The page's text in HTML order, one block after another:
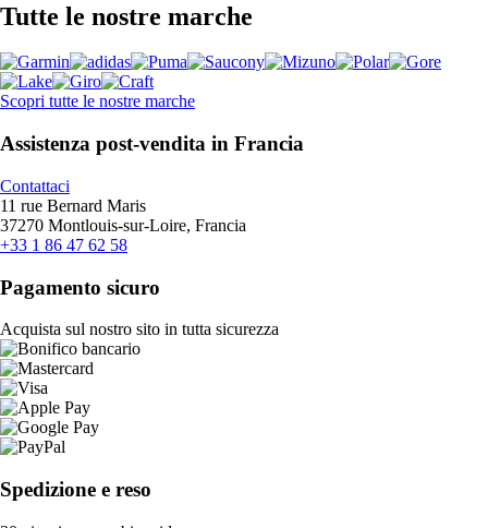
Tutte le nostre marche
Scopri tutte le nostre marche
Assistenza post-vendita in Francia
Contattaci
11 rue Bernard Maris
37270 Montlouis-sur-Loire, Francia
+33 1 86 47 62 58
Pagamento sicuro
Acquista sul nostro sito in tutta sicurezza
Spedizione e reso